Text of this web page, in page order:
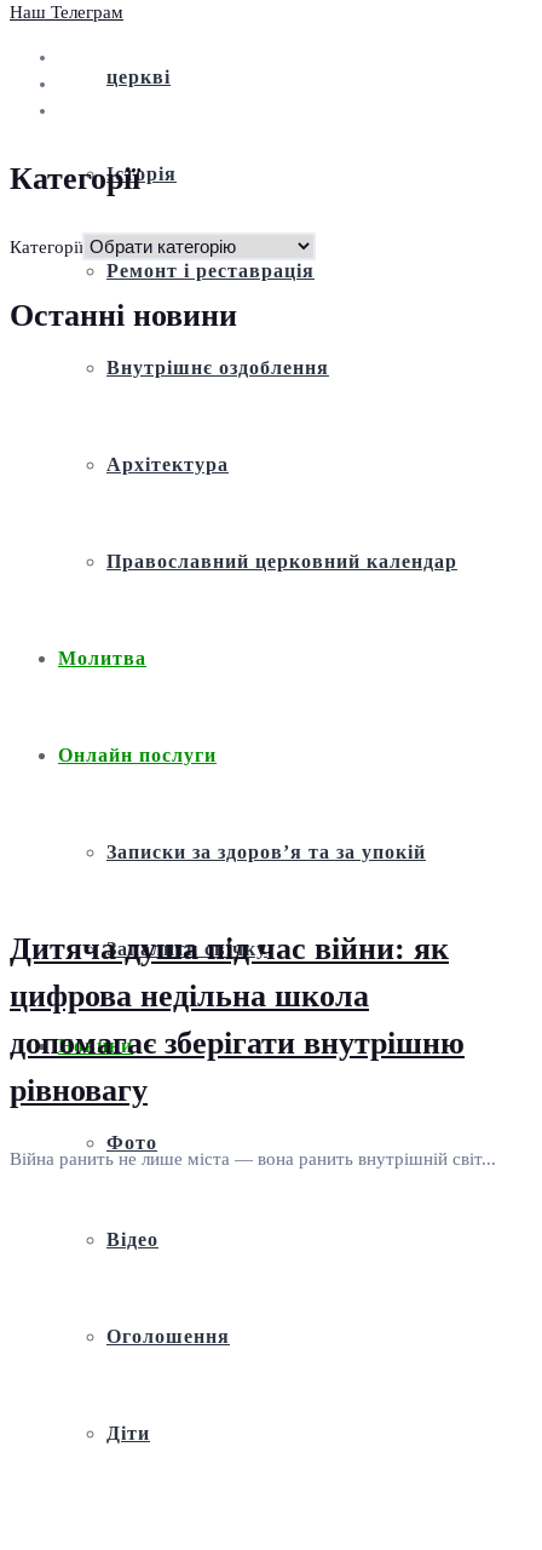
церкві
Історія
Ремонт і реставрація
Внутрішнє оздоблення
Архітектура
Православний церковний календар
Молитва
Онлайн послуги
Записки за здоров’я та за упокій
Запалити свічку
Новини
Фото
Відео
Оголошення
Діти
Наш Телеграм
Категорії
Категорії
Останні новини
Дитяча душа під час війни: як
цифрова недільна школа
допомагає зберігати внутрішню
рівновагу
Війна ранить не лише міста — вона ранить внутрішній світ...